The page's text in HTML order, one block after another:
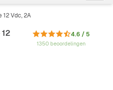
Vdc, 2A
4.6 / 5
1350 beoordelingen